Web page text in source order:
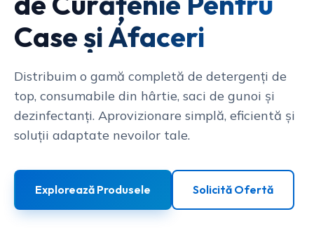
Case și Afaceri
Distribuim o gamă completă de detergenți de
top, consumabile din hârtie, saci de gunoi și
dezinfectanți. Aprovizionare simplă, eficientă și
soluții adaptate nevoilor tale.
Explorează Produsele Solicită Ofertă